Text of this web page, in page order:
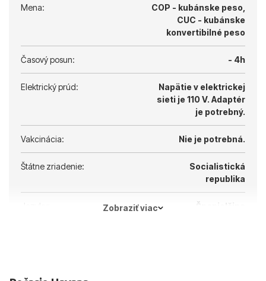
Mena:
COP - kubánske peso,
CUC - kubánske
konvertibilné peso
Časový posun: - 4h
Elektrický prúd:
Napätie v elektrickej
sieti je 110 V. Adaptér
je potrebný.
Vakcinácia: Nie je potrebná.
Štátne zriadenie:
Socialistická
republika
Jazyky: Španielčina
Zobraziť viac